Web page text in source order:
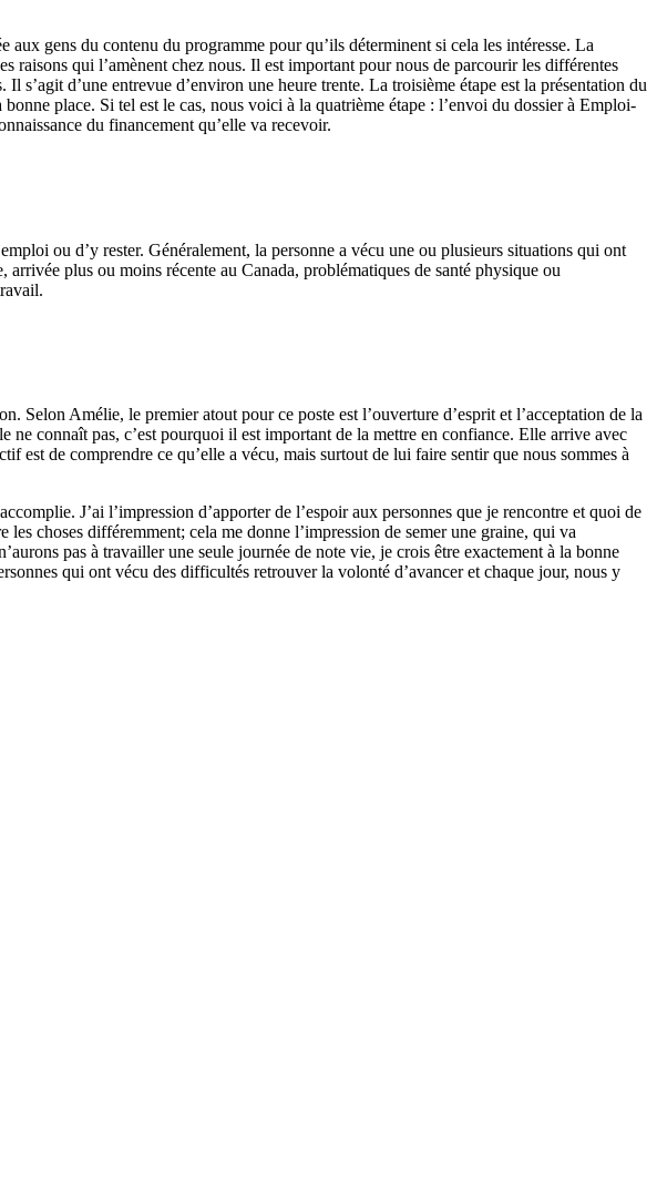
aux gens du contenu du programme pour qu’ils déterminent si cela les intéresse. La
raisons qui l’amènent chez nous. Il est important pour nous de parcourir les différentes
s’agit d’une entrevue d’environ une heure trente. La troisième étape est la présentation du
place. Si tel est le cas, nous voici à la quatrième étape : l’envoi du dossier à Emploi-
du financement qu’elle va recevoir.
ou d’y rester. Généralement, la personne a vécu une ou plusieurs situations qui ont
arrivée plus ou moins récente au Canada, problématiques de santé physique ou
Selon Amélie, le premier atout pour ce poste est l’ouverture d’esprit et l’acceptation de la
ne connaît pas, c’est pourquoi il est important de la mettre en confiance. Elle arrive avec
est de comprendre ce qu’elle a vécu, mais surtout de lui faire sentir que nous sommes à
J’ai l’impression d’apporter de l’espoir aux personnes que je rencontre et quoi de
les choses différemment; cela me donne l’impression de semer une graine, qui va
pas à travailler une seule journée de note vie, je crois être exactement à la bonne
qui ont vécu des difficultés retrouver la volonté d’avancer et chaque jour, nous y